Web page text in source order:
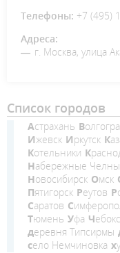
Телефоны: +7 (495)
Адреса:
г. Москва, улица
Список городов
Астрахань
Ижевск
Иркутск
Котельники
Набережные Челны
Новосибирск
Омск
Пятигорск
Реутов
Саратов
Тюмень
Уфа
деревня Типсирмы
село Немчиновка